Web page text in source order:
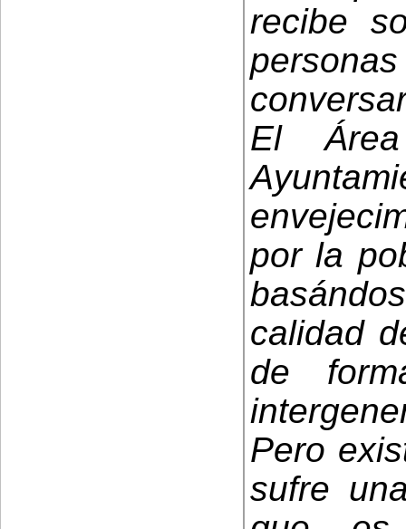
recibe
El
por la
calidad
de
Pero
sufre